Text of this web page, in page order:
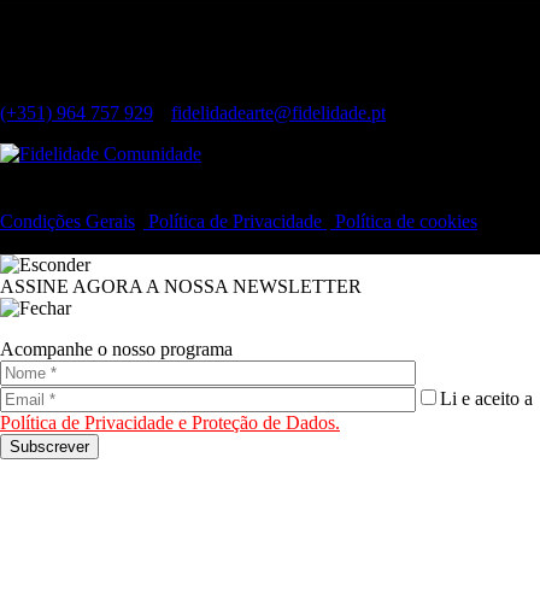
(+351) 964 757 929
fidelidadearte@fidelidade.pt
Condições Gerais Política de Privacidade
Política de cookies
ASSINE AGORA A NOSSA NEWSLETTER
Acompanhe o nosso programa
Li e aceito a
Política de Privacidade e Proteção de Dados.